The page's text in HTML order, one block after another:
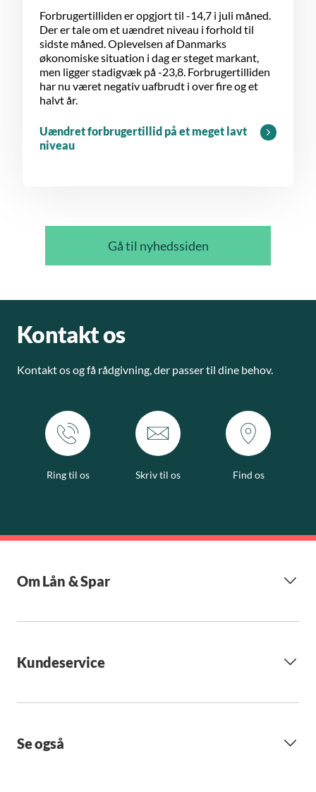
Forbrugertilliden er opgjort til -14,7 i juli måned.
Der er tale om et uændret niveau i forhold til
sidste måned. Oplevelsen af Danmarks
økonomiske situation i dag er steget markant,
men ligger stadigvæk på -23,8. Forbrugertilliden
har nu været negativ uafbrudt i over fire og et
halvt år.
Uændret forbrugertillid på et meget lavt
niveau
Gå til nyhedssiden
Kontakt os
Kontakt os og få rådgivning, der passer til dine behov.
Ring til os Skriv til os Find os
Om Lån & Spar
Kundeservice
Se også